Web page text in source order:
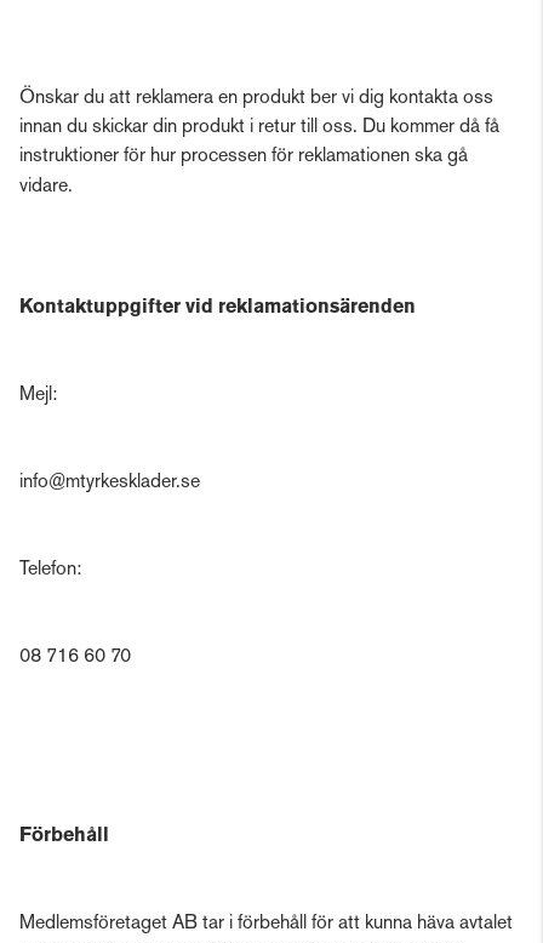
Önskar du att reklamera en produkt ber vi dig kontakta oss
innan du skickar din produkt i retur till oss. Du kommer då få
instruktioner för hur processen för reklamationen ska gå
vidare.
Kontaktuppgifter vid reklamationsärenden
Mejl:
info@mtyrkesklader.se
Telefon:
08 716 60 70
Förbehåll
Medlemsföretaget AB tar i förbehåll för att kunna häva avtalet